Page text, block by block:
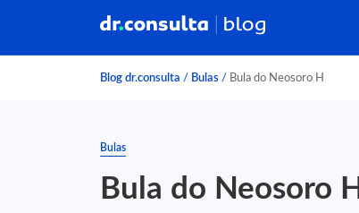
Blog dr.consulta / Bulas / Bula do Neosoro H
Bulas
Bula do Neosoro H